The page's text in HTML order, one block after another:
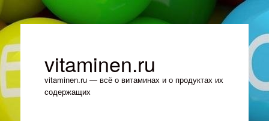
vitaminen.ru
vitaminen.ru — всё о витаминах и о продуктах их
содержащих